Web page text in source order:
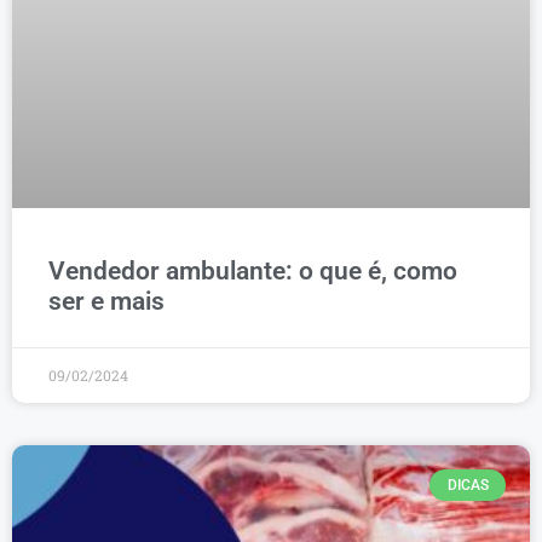
Vendedor ambulante: o que é, como
ser e mais
09/02/2024
DICAS